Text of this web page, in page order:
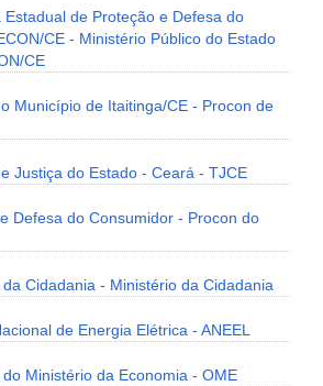
Estadual de Proteção e Defesa do
CE - Ministério Público do Estado
CE
Município de Itaitinga/CE - Procon de
Justiça do Estado - Ceará - TJCE
Defesa do Consumidor - Procon do
Cidadania - Ministério da Cidadania
de Energia Elétrica - ANEEL
Ministério da Economia - OME